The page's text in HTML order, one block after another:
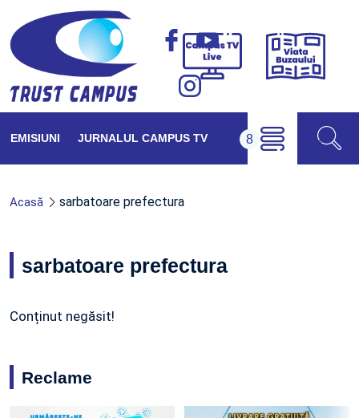
Campus
Viața
EMISIUNI JURNALUL CAMPUS TV
Acasă sarbatoare prefectura
sarbatoare prefectura
Conținut negăsit!
Reclame